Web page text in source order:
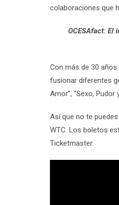
colaboraciones que
OCESAfact: El
Con más de 30 años
fusionar diferentes
Amor”, “Sexo,
Así que no te
WTC. Los boletos
Ticketmaster.